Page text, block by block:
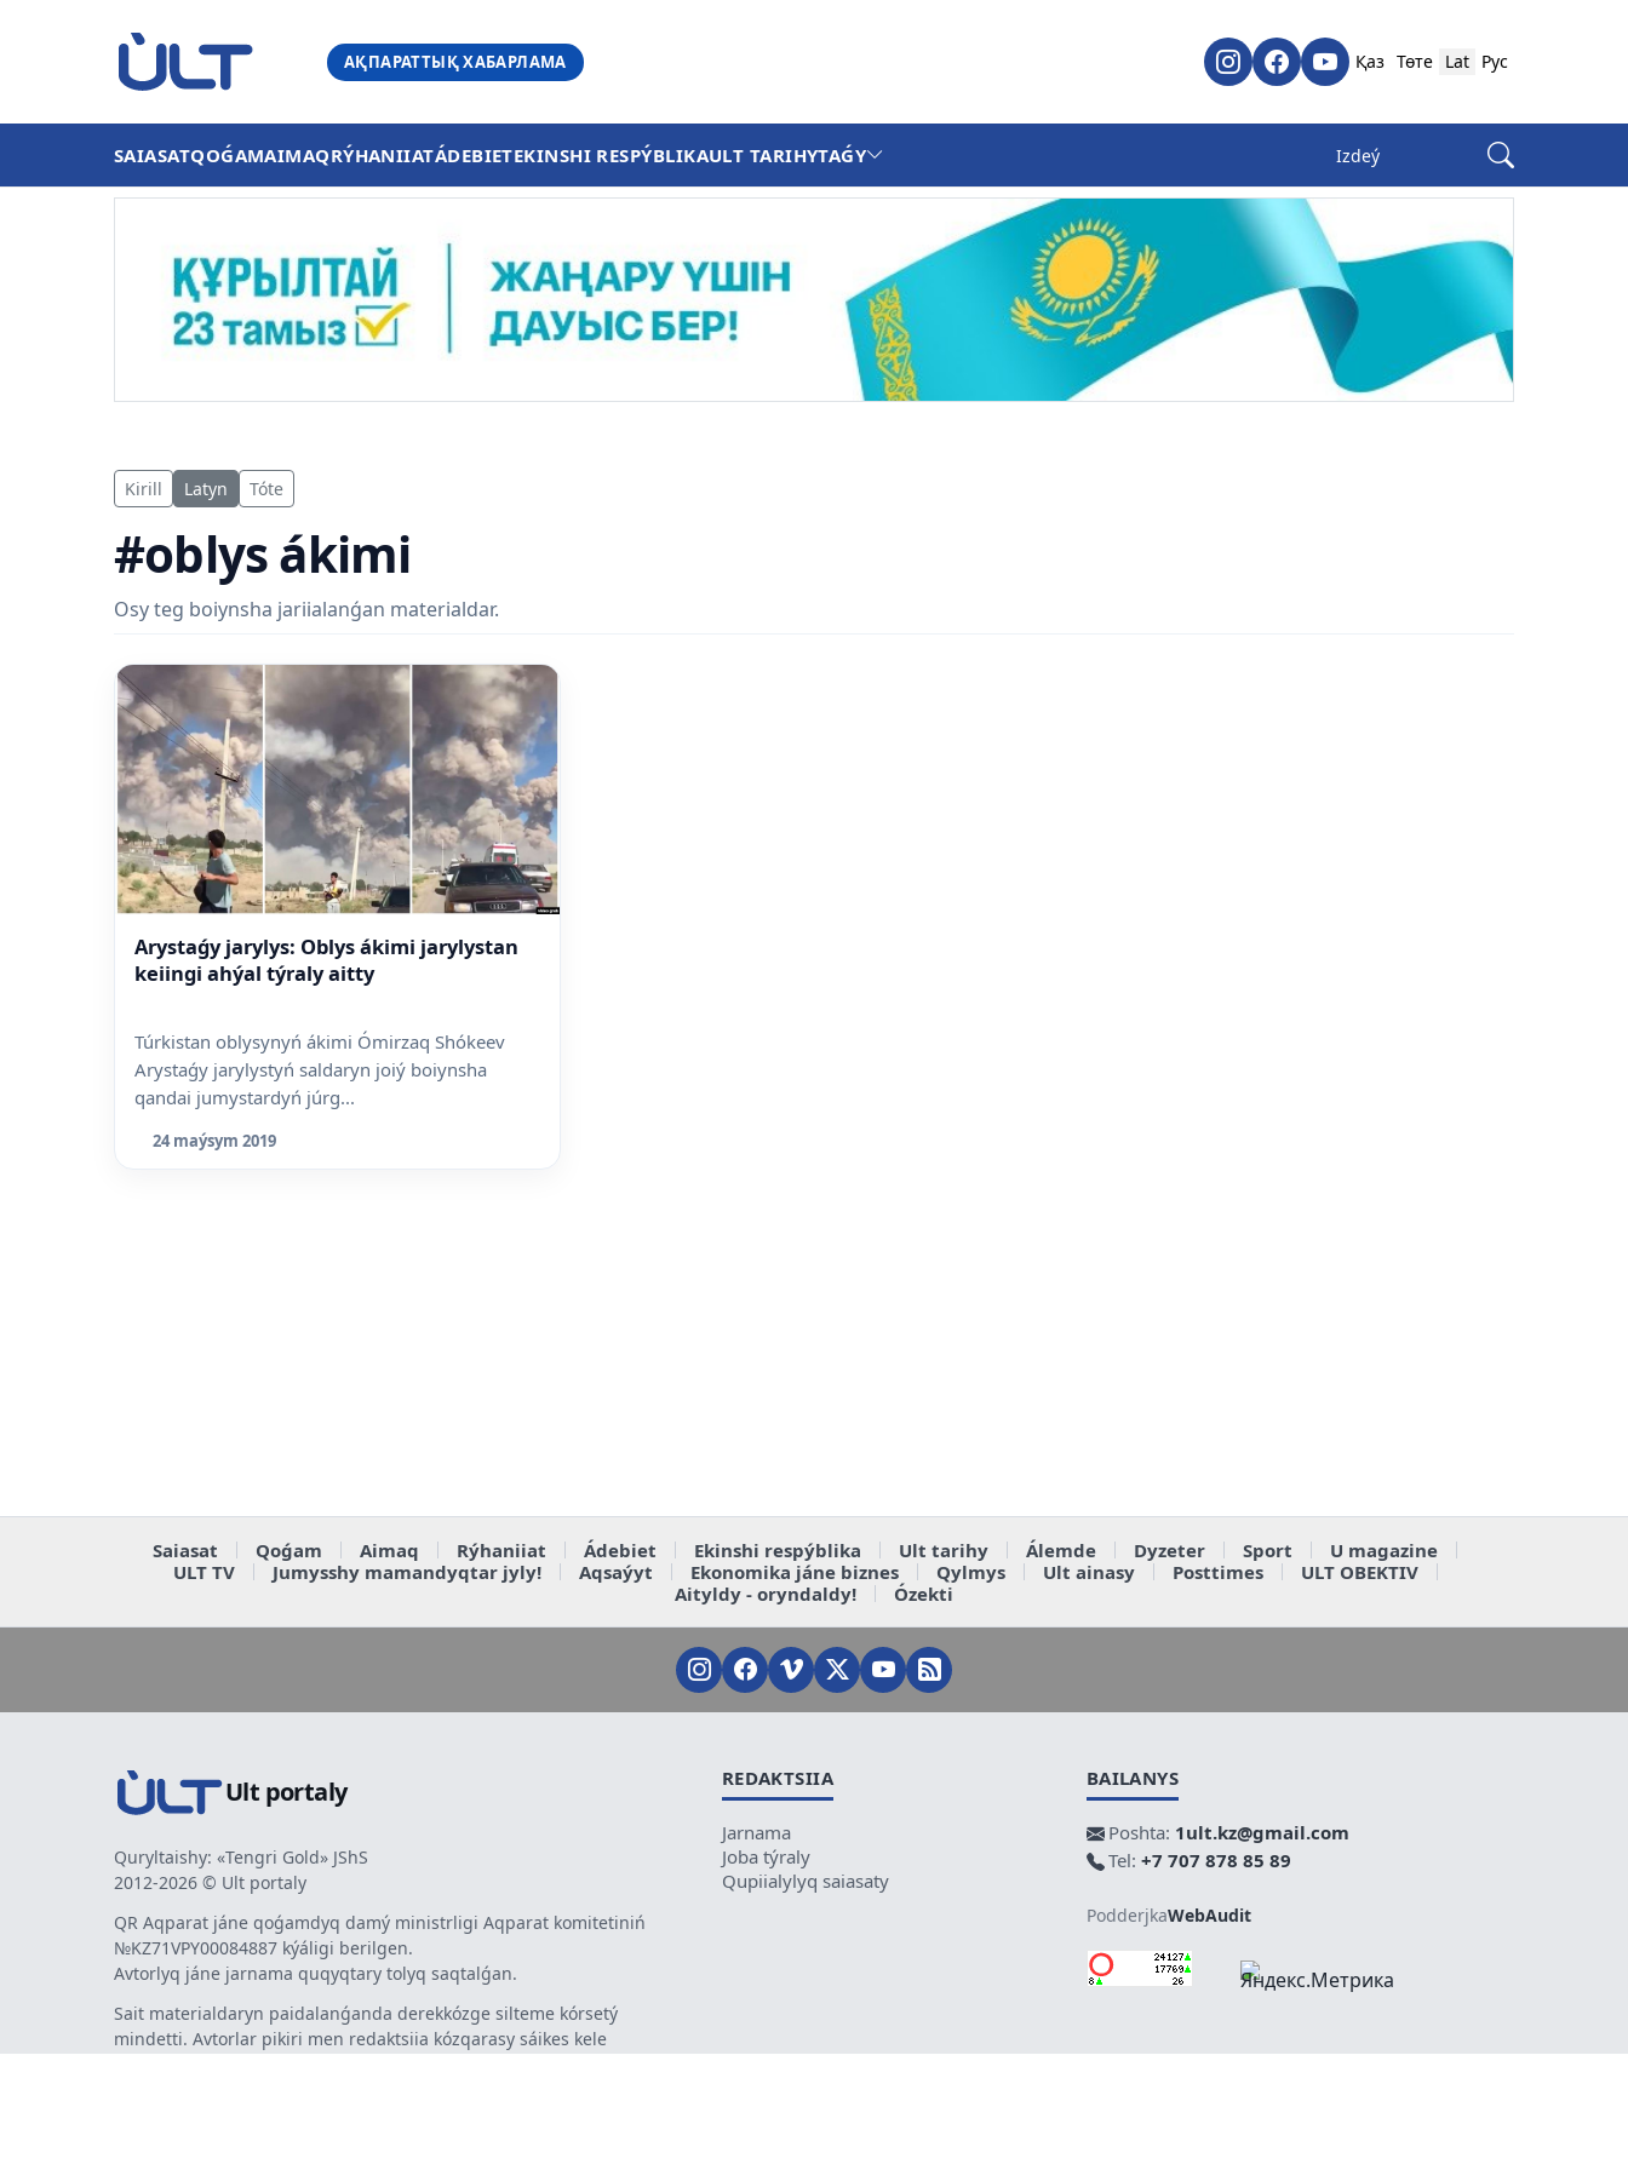
АҚПАРАТТЫҚ ХАБАРЛАМА Қаз Төте Lat Рус
SAIASATQOǴAMAIMAQRÝHANIIATÁDEBIETEKINSHI RESPÝBLIKAULT TARIHYTAǴY
Kirill Latyn Tóte
#oblys ákimi
Osy teg boiynsha jariialanǵan materialdar.
Arystaǵy jarylys: Oblys ákimi jarylystan
keiingi ahýal týraly aitty
Túrkistan oblysynyń ákimi Ómirzaq Shókeev
Arystaǵy jarylystyń saldaryn joiý boiynsha
qandai jumystardyń júrg...
24 maýsym 2019
Saiasat Qoǵam Aimaq Rýhaniiat Ádebiet Ekinshi respýblika Ult tarihy Álemde Dyzeter Sport
U magazine
ULT TV
Jumysshy mamandyqtar jyly! Aqsaýyt Ekonomika jáne biznes Qylmys Ult ainasy Posttimes
ULT OBEKTIV
Aityldy - oryndaldy!
Ózekti
Ult portaly
Quryltaishy: «Tengri Gold» JShS
2012-2026 © Ult portaly
QR Aqparat jáne qoǵamdyq damý ministrligi Aqparat komitetiniń
№KZ71VPY00084887 kýáligi berilgen.
Avtorlyq jáne jarnama quqyqtary tolyq saqtalǵan.
Sait materialdaryn paidalanǵanda derekkózge silteme kórsetý
mindetti. Avtorlar pikiri men redaktsiia kózqarasy sáikes kele
REDAKTSIIA
Jarnama
Joba týraly
Qupiialylyq saiasaty
BAILANYS
Poshta: 1ult.kz@gmail.com
Tel: +7 707 878 85 89
PodderjkaWebAudit